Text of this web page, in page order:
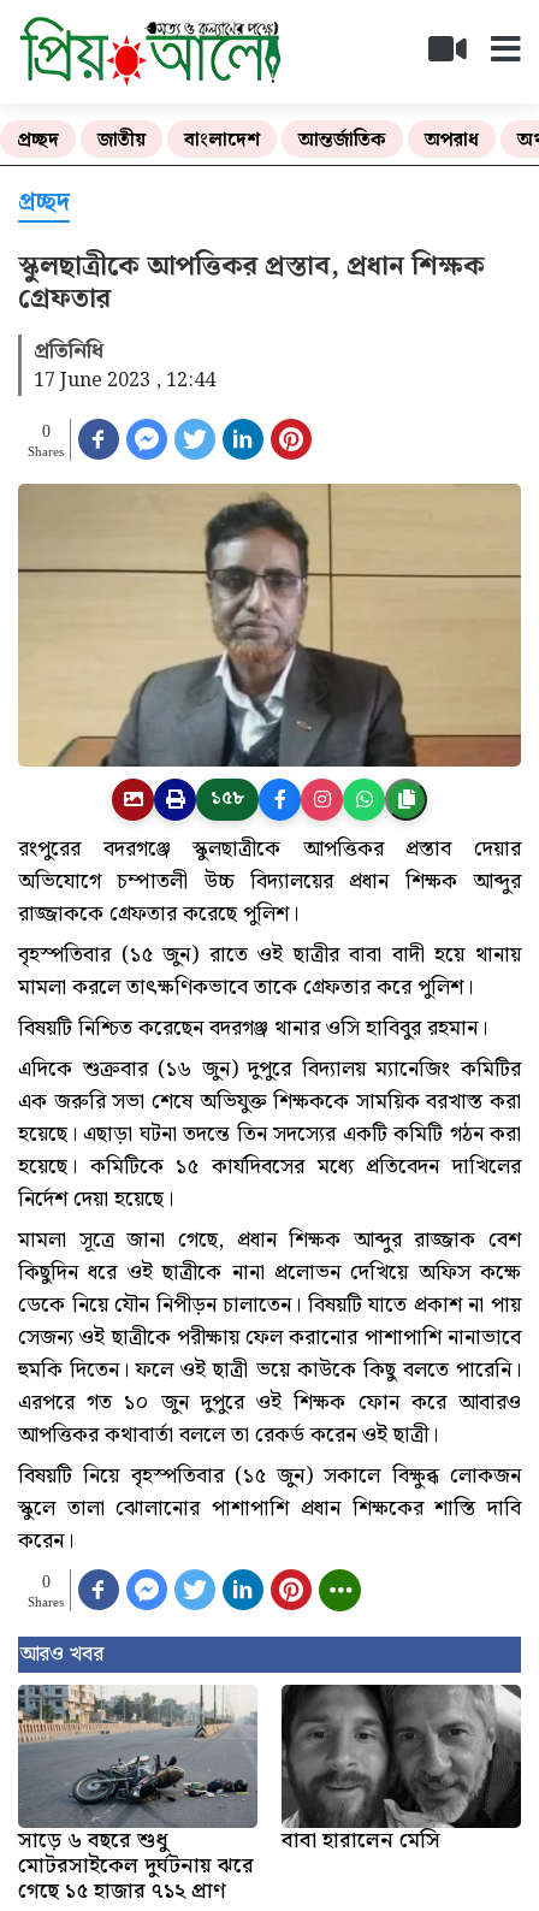
প্রচ্ছদ জাতীয় বাংলাদেশ আন্তর্জাতিক অপরাধ
প্রচ্ছদ
স্কুলছাত্রীকে আপত্তিকর প্রস্তাব, প্রধান শিক্ষক
গ্রেফতার
প্রতিনিধি
17 June 2023 , 12:44
0
Shares
১৫৮
রংপুরের বদরগঞ্জে স্কুলছাত্রীকে আপত্তিকর প্রস্তাব দেয়ার
অভিযোগে চম্পাতলী উচ্চ বিদ্যালয়ের প্রধান শিক্ষক আব্দুর
রাজ্জাককে গ্রেফতার করেছে পুলিশ।
বৃহস্পতিবার (১৫ জুন) রাতে ওই ছাত্রীর বাবা বাদী হয়ে থানায়
মামলা করলে তাৎক্ষণিকভাবে তাকে গ্রেফতার করে পুলিশ।
বিষয়টি নিশ্চিত করেছেন বদরগঞ্জ থানার ওসি হাবিবুর রহমান।
এদিকে শুক্রবার (১৬ জুন) দুপুরে বিদ্যালয় ম্যানেজিং কমিটির
এক জরুরি সভা শেষে অভিযুক্ত শিক্ষককে সাময়িক বরখাস্ত করা
হয়েছে। এছাড়া ঘটনা তদন্তে তিন সদস্যের একটি কমিটি গঠন করা
হয়েছে। কমিটিকে ১৫ কার্যদিবসের মধ্যে প্রতিবেদন দাখিলের
নির্দেশ দেয়া হয়েছে।
মামলা সূত্রে জানা গেছে, প্রধান শিক্ষক আব্দুর রাজ্জাক বেশ
কিছুদিন ধরে ওই ছাত্রীকে নানা প্রলোভন দেখিয়ে অফিস কক্ষে
ডেকে নিয়ে যৌন নিপীড়ন চালাতেন। বিষয়টি যাতে প্রকাশ না পায়
সেজন্য ওই ছাত্রীকে পরীক্ষায় ফেল করানোর পাশাপাশি নানাভাবে
হুমকি দিতেন। ফলে ওই ছাত্রী ভয়ে কাউকে কিছু বলতে পারেনি।
এরপরে গত ১০ জুন দুপুরে ওই শিক্ষক ফোন করে আবারও
আপত্তিকর কথাবার্তা বললে তা রেকর্ড করেন ওই ছাত্রী।
বিষয়টি নিয়ে বৃহস্পতিবার (১৫ জুন) সকালে বিক্ষুব্ধ লোকজন
স্কুলে তালা ঝোলানোর পাশাপাশি প্রধান শিক্ষকের শাস্তি দাবি
করেন।
0
Shares
আরও খবর
সাড়ে ৬ বছরে শুধু
মোটরসাইকেল দুর্ঘটনায় ঝরে
গেছে ১৫ হাজার ৭১২ প্রাণ
বাবা হারালেন মেসি